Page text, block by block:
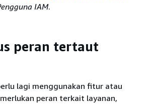
IAM.
peran tertaut
lagi menggunakan fitur atau
peran terkait layanan,